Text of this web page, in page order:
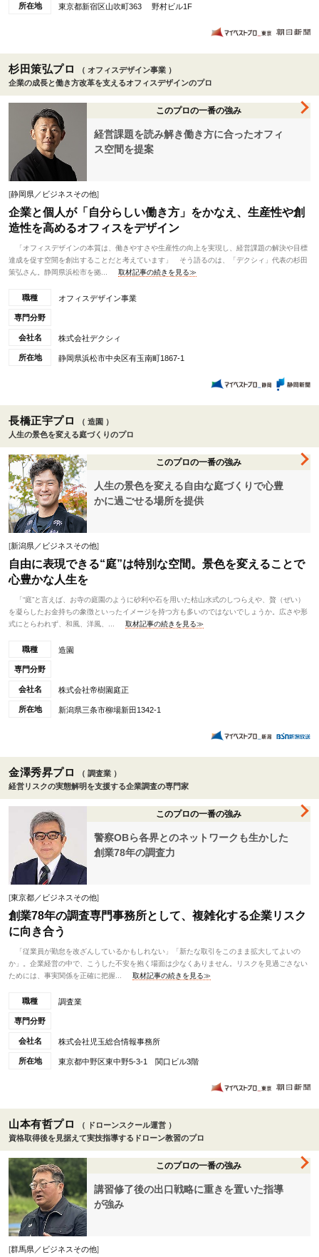
所在地 東京都新宿区山吹町363 野村ビル1F
杉田策弘プロ
（ オフィスデザイン事業 ）
企業の成長と働き方改革を支えるオフィスデザインのプロ
このプロの一番の強み
経営課題を読み解き働き方に合ったオフィ
ス空間を提案
[静岡県／ビジネスその他]
企業と個人が「自分らしい働き方」をかなえ、生産性や創
造性を高めるオフィスをデザイン
「オフィスデザインの本質は、働きやすさや生産性の向上を実現し、経営課題の解決や目標
達成を促す空間を創出することだと考えています」 そう語るのは、「デクシィ」代表の杉田
策弘さん。静岡県浜松市を拠...
取材記事の続きを見る≫
職種 オフィスデザイン事業
専門分野
会社名 株式会社デクシィ
所在地 静岡県浜松市中央区有玉南町1867-1
長橋正宇プロ
（ 造園 ）
人生の景色を変える庭づくりのプロ
このプロの一番の強み
人生の景色を変える自由な庭づくりで心豊
かに過ごせる場所を提供
[新潟県／ビジネスその他]
自由に表現できる“庭”は特別な空間。景色を変えることで
心豊かな人生を
「“庭”と言えば、お寺の庭園のように砂利や石を用いた枯山水式のしつらえや、贅（ぜい）
を凝らしたお金持ちの象徴といったイメージを持つ方も多いのではないでしょうか。広さや形
式にとらわれず、和風、洋風、...
取材記事の続きを見る≫
職種 造園
専門分野
会社名 株式会社帝樹園庭正
所在地 新潟県三条市柳場新田1342-1
金澤秀昇プロ
（ 調査業 ）
経営リスクの実態解明を支援する企業調査の専門家
このプロの一番の強み
警察OBら各界とのネットワークも生かした
創業78年の調査力
[東京都／ビジネスその他]
創業78年の調査専門事務所として、複雑化する企業リスク
に向き合う
「従業員が勤怠を改ざんしているかもしれない」「新たな取引をこのまま拡大してよいの
か」。企業経営の中で、こうした不安を抱く場面は少なくありません。リスクを見過ごさない
ためには、事実関係を正確に把握...
取材記事の続きを見る≫
職種 調査業
専門分野
会社名 株式会社児玉総合情報事務所
所在地 東京都中野区東中野5-3-1 関口ビル3階
山本有哲プロ
（ ドローンスクール運営 ）
資格取得後を見据えて実技指導するドローン教習のプロ
このプロの一番の強み
講習修了後の出口戦略に重きを置いた指導
が強み
[群馬県／ビジネスその他]